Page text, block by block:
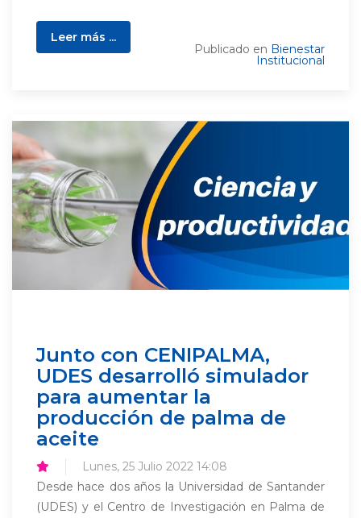
Leer más ...
Publicado en Bienestar
Institucional
Junto con CENIPALMA,
UDES desarrolló simulador
para aumentar la
producción de palma de
aceite
Lunes, 25 Julio 2022 14:08
Desde hace dos años la Universidad de Santander
(UDES) y el Centro de Investigación en Palma de